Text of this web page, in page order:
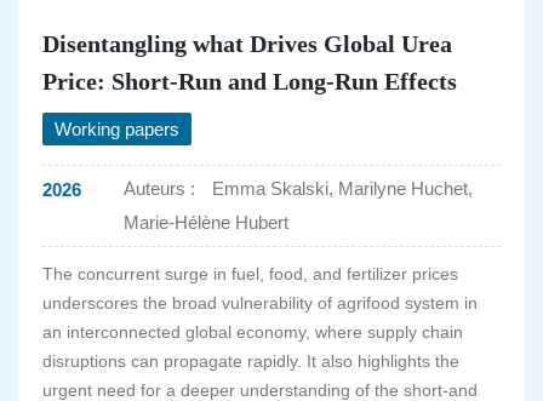
Disentangling what Drives Global Urea
Price: Short-Run and Long-Run Effects
Working papers
2026 Auteurs :
Emma Skalski, Marilyne Huchet,
Marie-Hélène Hubert
The concurrent surge in fuel, food, and fertilizer prices
underscores the broad vulnerability of agrifood system in
an interconnected global economy, where supply chain
disruptions can propagate rapidly. It also highlights the
urgent need for a deeper understanding of the short-and